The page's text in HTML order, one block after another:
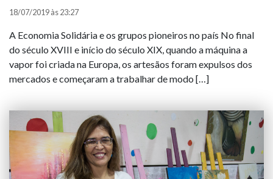
18/07/2019 às 23:27
A Economia Solidária e os grupos pioneiros no país No final
do século XVIII e início do século XIX, quando a máquina a
vapor foi criada na Europa, os artesãos foram expulsos dos
mercados e começaram a trabalhar de modo […]